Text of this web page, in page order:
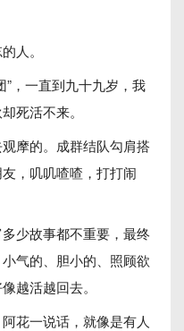
人。
”，一直到九十九岁，我
死活不来。
摩的。成群结队勾肩搭
，叽叽喳喳，打打闹
少故事都不重要，最终
气的、胆小的、照顾欲
越活越回去。
花一说话，就像是有人